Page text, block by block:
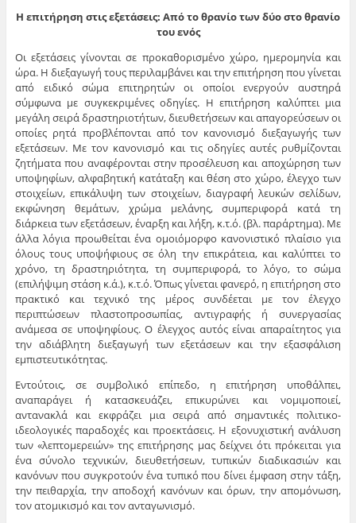
Η επιτήρηση στις εξετάσεις: Από το θρανίο των δύο στο θρανίο
του ενός
Οι εξετάσεις γίνονται σε προκαθορισμένο χώρο, ημερομηνία και
ώρα. Η διεξαγωγή τους περιλαμβάνει και την επιτήρηση που γίνεται
από ειδικό σώμα επιτηρητών οι οποίοι ενεργούν αυστηρά
σύμφωνα με συγκεκριμένες οδηγίες. Η επιτήρηση καλύπτει μια
μεγάλη σειρά δραστηριοτήτων, διευθετήσεων και απαγορεύσεων οι
οποίες ρητά προβλέπονται από τον κανονισμό διεξαγωγής των
εξετάσεων. Με τον κανονισμό και τις οδηγίες αυτές ρυθμίζονται
ζητήματα που αναφέρονται στην προσέλευση και αποχώρηση των
υποψηφίων, αλφαβητική κατάταξη και θέση στο χώρο, έλεγχο των
στοιχείων, επικάλυψη των στοιχείων, διαγραφή λευκών σελίδων,
εκφώνηση θεμάτων, χρώμα μελάνης, συμπεριφορά κατά τη
διάρκεια των εξετάσεων, έναρξη και λήξη, κ.τ.ό. (βλ. παράρτημα). Με
άλλα λόγια προωθείται ένα ομοιόμορφο κανονιστικό πλαίσιο για
όλους τους υποψήφιους σε όλη την επικράτεια, και καλύπτει το
χρόνο, τη δραστηριότητα, τη συμπεριφορά, το λόγο, το σώμα
(επιλήψιμη στάση κ.ά.), κ.τ.ό. Όπως γίνεται φανερό, η επιτήρηση στο
πρακτικό και τεχνικό της μέρος συνδέεται με τον έλεγχο
περιπτώσεων πλαστοπροσωπίας, αντιγραφής ή συνεργασίας
ανάμεσα σε υποψηφίους. Ο έλεγχος αυτός είναι απαραίτητος για
την αδιάβλητη διεξαγωγή των εξετάσεων και την εξασφάλιση
εμπιστευτικότητας.
Εντούτοις, σε συμβολικό επίπεδο, η επιτήρηση υποθάλπει,
αναπαράγει ή κατασκευάζει, επικυρώνει και νομιμοποιεί,
αντανακλά και εκφράζει μια σειρά από σημαντικές πολιτικο-
ιδεολογικές παραδοχές και προεκτάσεις. Η εξονυχιστική ανάλυση
των «λεπτομερειών» της επιτήρησης μας δείχνει ότι πρόκειται για
ένα σύνολο τεχνικών, διευθετήσεων, τυπικών διαδικασιών και
κανόνων που συγκροτούν ένα τυπικό που δίνει έμφαση στην τάξη,
την πειθαρχία, την αποδοχή κανόνων και όρων, την απομόνωση,
τον ατομικισμό και τον ανταγωνισμό.